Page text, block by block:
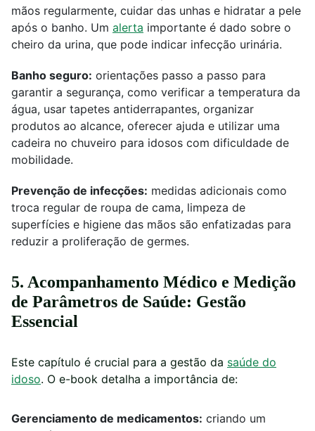
mãos regularmente, cuidar das unhas e hidratar a pele
após o banho. Um alerta importante é dado sobre o
cheiro da urina, que pode indicar infecção urinária.
Banho seguro: orientações passo a passo para
garantir a segurança, como verificar a temperatura da
água, usar tapetes antiderrapantes, organizar
produtos ao alcance, oferecer ajuda e utilizar uma
cadeira no chuveiro para idosos com dificuldade de
mobilidade.
Prevenção de infecções: medidas adicionais como
troca regular de roupa de cama, limpeza de
superfícies e higiene das mãos são enfatizadas para
reduzir a proliferação de germes.
5. Acompanhamento Médico e Medição
de Parâmetros de Saúde: Gestão
Essencial
Este capítulo é crucial para a gestão da saúde do
idoso. O e-book detalha a importância de:
Gerenciamento de medicamentos: criando um